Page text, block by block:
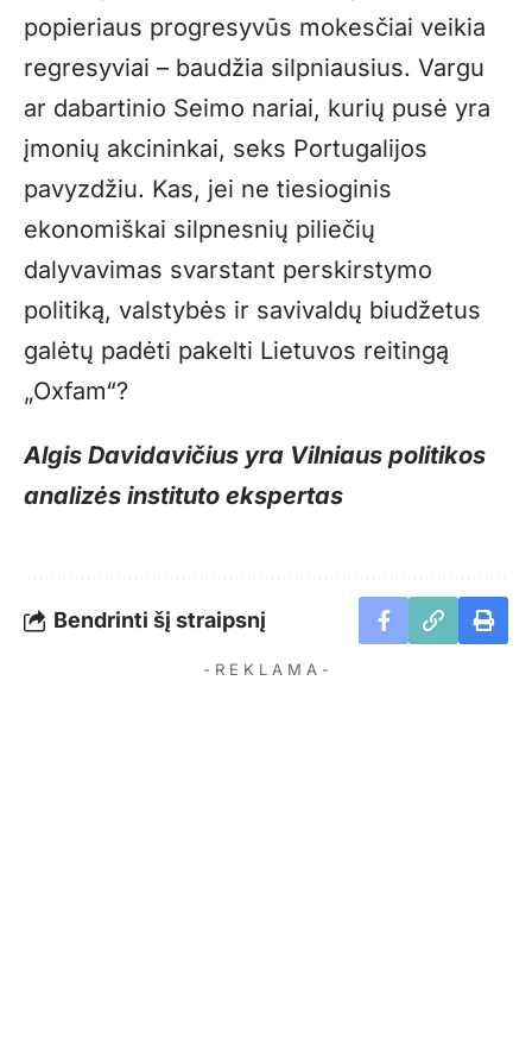
popieriaus progresyvūs mokesčiai veikia
regresyviai – baudžia silpniausius. Vargu
ar dabartinio Seimo nariai, kurių pusė yra
įmonių akcininkai, seks Portugalijos
pavyzdžiu. Kas, jei ne tiesioginis
ekonomiškai silpnesnių piliečių
dalyvavimas svarstant perskirstymo
politiką, valstybės ir savivaldų biudžetus
galėtų padėti pakelti Lietuvos reitingą
„Oxfam“?
Algis Davidavičius yra Vilniaus politikos
analizės instituto ekspertas
Bendrinti šį straipsnį
- R E K L A M A -